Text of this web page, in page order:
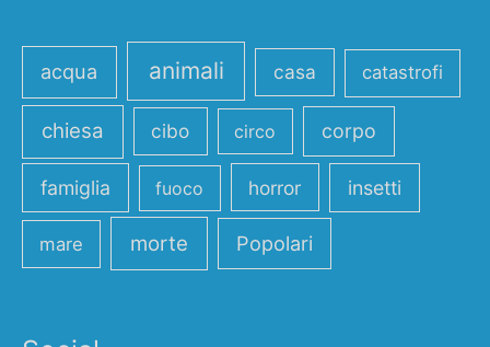
acqua animali casa catastrofi
chiesa cibo circo corpo
famiglia fuoco horror insetti
mare morte Popolari